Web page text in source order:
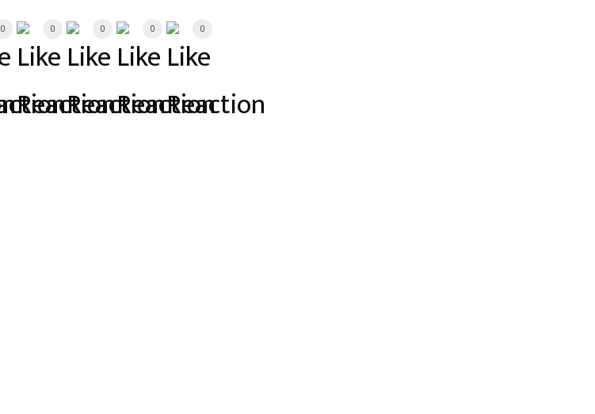
0 0 0 0 0